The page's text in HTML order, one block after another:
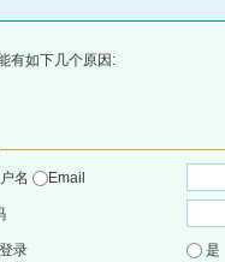
有如下几个原因:
名
Email
录